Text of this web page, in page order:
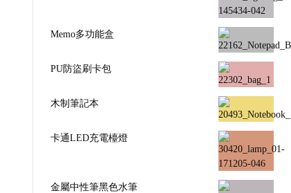
Memo多功能盒
PU防盜刷卡包
木制筆記本
卡通LED充電檯燈
金屬中性筆黑色水筆